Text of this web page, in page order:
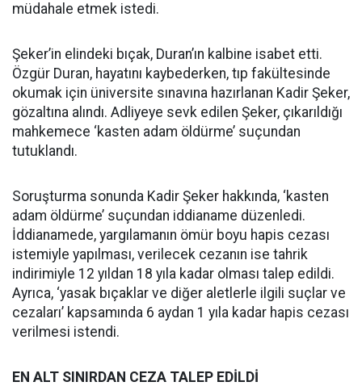
müdahale etmek istedi.
Şeker’in elindeki bıçak, Duran’ın kalbine isabet etti.
Özgür Duran, hayatını kaybederken, tıp fakültesinde
okumak için üniversite sınavına hazırlanan Kadir Şeker,
gözaltına alındı. Adliyeye sevk edilen Şeker, çıkarıldığı
mahkemece ‘kasten adam öldürme’ suçundan
tutuklandı.
Soruşturma sonunda Kadir Şeker hakkında, ‘kasten
adam öldürme’ suçundan iddianame düzenledi.
İddianamede, yargılamanın ömür boyu hapis cezası
istemiyle yapılması, verilecek cezanın ise tahrik
indirimiyle 12 yıldan 18 yıla kadar olması talep edildi.
Ayrıca, ‘yasak bıçaklar ve diğer aletlerle ilgili suçlar ve
cezaları’ kapsamında 6 aydan 1 yıla kadar hapis cezası
verilmesi istendi.
EN ALT SINIRDAN CEZA TALEP EDİLDİ